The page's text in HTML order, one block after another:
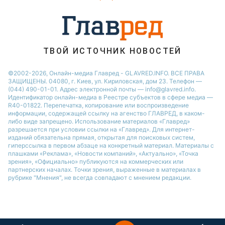
Новости Запорожья
Новости Одессы
ТВОЙ ИСТОЧНИК НОВОСТЕЙ
©2002-2026, Онлайн-медиа Главред - GLAVRED.INFO. ВСЕ ПРАВА
ЗАЩИЩЕНЫ. 04080, г. Киев, ул. Кириловская, дом 23. Телефон —
(044) 490-01-01. Адрес электронной почты — info@glavred.info.
Идентификатор онлайн-медиа в Реестре cубъектов в сфере медиа —
R40-01822. Перепечатка, копирование или воспроизведение
информации, содержащей ссылку на агенство ГЛАВРЕД, в каком-
либо виде запрещено. Использование материалов «Главред»
разрешается при условии ссылки на «Главред». Для интернет-
изданий обязательна прямая, открытая для поисковых систем,
гиперссылка в первом абзаце на конкретный материал. Материалы с
плашками «Реклама», «Новости компаний», «Актуально», «Точка
зрения», «Официально» публикуются на коммерческих или
партнерских началах. Точки зрения, выраженные в материалах в
рубрике "Мнения", не всегда совпадают с мнением редакции.